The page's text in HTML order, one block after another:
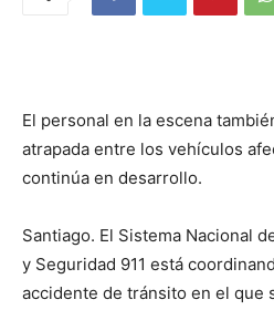
El personal en la escena
atrapada entre los vehículos
continúa en desarrollo.
Santiago. El Sistema Nacional
y Seguridad 911 está
accidente de tránsito en el que